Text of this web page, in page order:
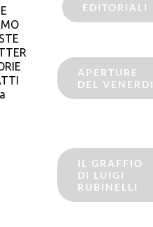
EDITORIALI
APERTURE
DEL VENERDI
IL GRAFFIO
DI LUIGI
RUBINELLI